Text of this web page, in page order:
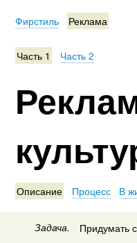
Фирстиль Реклама
Часть 1 Часть 2
Описание Процесс В
Задача. Придумать